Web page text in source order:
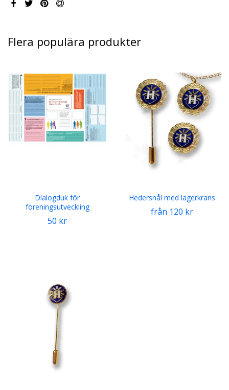
Flera populära produkter
Dialogduk för
föreningsutveckling
50 kr
Hedersnål med lagerkrans
från 120 kr